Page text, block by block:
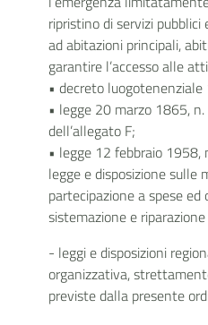
ripristino di servizi pubblici
ad abitazioni principali,
garantire l’accesso alle
• decreto
• legge 20 marzo 1865,
dell’allegato F;
• legge 12 febbraio
legge e disposizione sulle
partecipazione a spese
sistemazione e
- leggi e disposizioni
organizzativa,
previste dalla presente